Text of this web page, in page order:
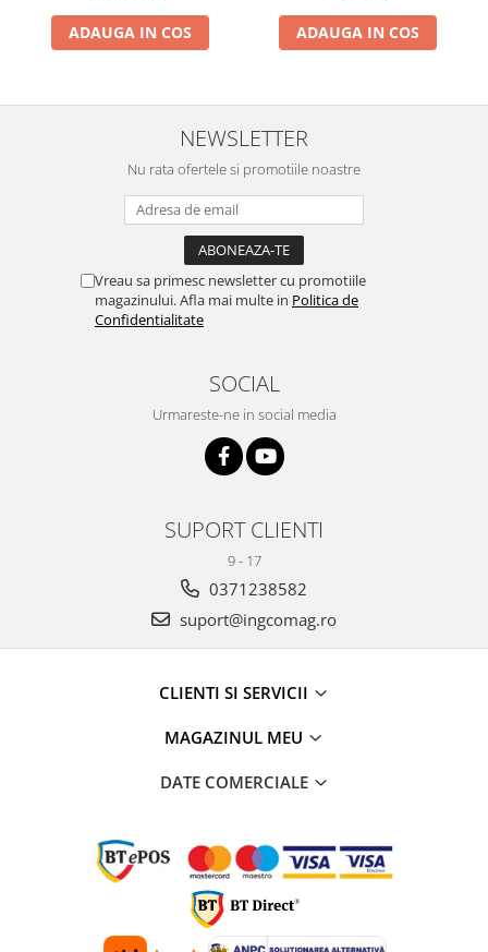
ADAUGA IN COS ADAUGA IN COS
NEWSLETTER
Nu rata ofertele si promotiile noastre
Vreau sa primesc newsletter cu promotiile
magazinului. Afla mai multe in Politica de
Confidentialitate
SOCIAL
Urmareste-ne in social media
SUPORT CLIENTI
9 - 17
0371238582
suport@ingcomag.ro
CLIENTI SI SERVICII
MAGAZINUL MEU
DATE COMERCIALE